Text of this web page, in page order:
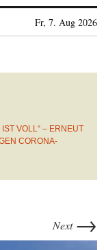
Fr, 7. Aug 2026
VOLL“ – ERNEUT D
CORONA-M
Next →